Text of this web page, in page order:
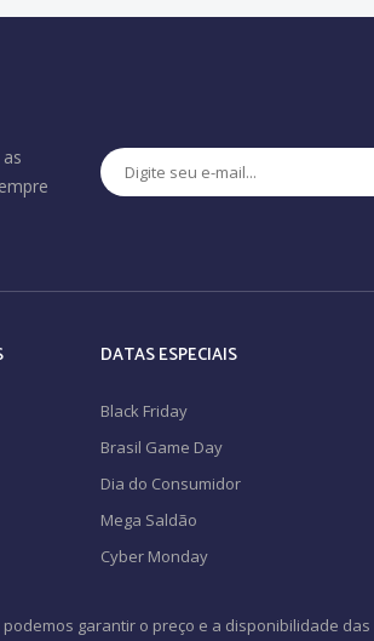
DATAS ESPECIAIS
Black Friday
Brasil Game Day
Dia do Consumidor
Mega Saldão
Cyber Monday
garantir o preço e a disponibilidade